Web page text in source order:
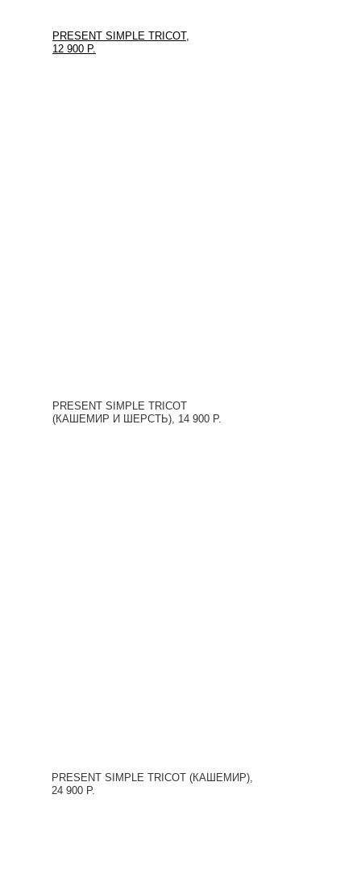
PRESENT SIMPLE TRICOT,
12 900 Р.
PRESENT SIMPLE TRICOT
(КАШЕМИР И ШЕРСТЬ), 14 900 Р.
PRESENT SIMPLE TRICOT (КАШЕМИР),
24 900 Р.